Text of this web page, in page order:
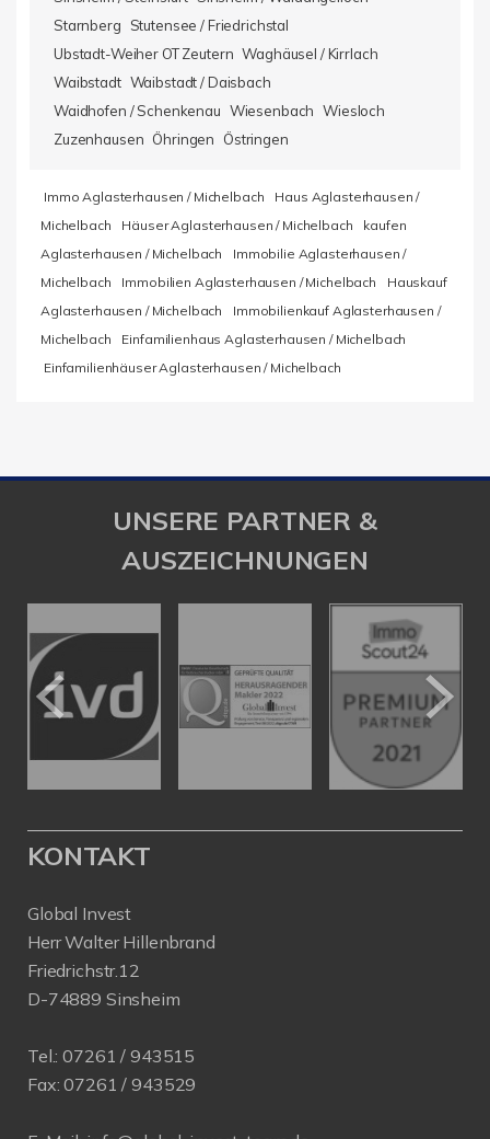
Starnberg
Stutensee / Friedrichstal
Ubstadt-Weiher OT Zeutern Waghäusel / Kirrlach
Waibstadt Waibstadt / Daisbach
Waidhofen / Schenkenau Wiesenbach Wiesloch
Zuzenhausen Öhringen Östringen
Immo Aglasterhausen / Michelbach
Haus Aglasterhausen /
Michelbach
Häuser Aglasterhausen / Michelbach
kaufen
Aglasterhausen / Michelbach
Immobilie Aglasterhausen /
Michelbach
Immobilien Aglasterhausen / Michelbach
Hauskauf
Aglasterhausen / Michelbach
Immobilienkauf Aglasterhausen /
Michelbach
Einfamilienhaus Aglasterhausen / Michelbach
Einfamilienhäuser Aglasterhausen / Michelbach
UNSERE PARTNER &
AUSZEICHNUNGEN
KONTAKT
Global Invest
Herr Walter Hillenbrand
Friedrichstr.12
D-74889 Sinsheim
Tel.:07261 / 943515
Fax: 07261 / 943529